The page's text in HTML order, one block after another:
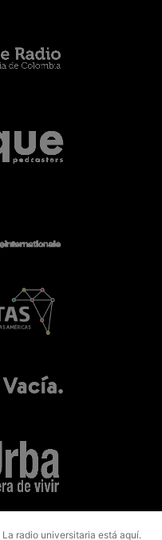
La radio universitaria está aquí.